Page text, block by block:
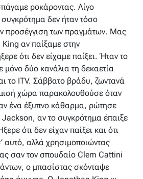
ροκάροντας. Λίγο
δεν ήταν τόσο
προσέγγιση των πραγμάτων. Μας
αν παίξαμε στην
ότι δεν είχαμε παίξει. Ήταν το
μόνο δύο κανάλια τη δεκαετία
το ITV. Σάββατο βράδυ, ζωντανά
χώρα παρακολουθούσε όταν
ένα έξυπνο κάθαρμα, ρώτησε
αν το συγκρότημα έπαιξε
ότι δεν είχαν παίξει και ότι
αυτό, αλλά χρησιμοποιώντας
σαν τον σπουδαίο Clem Cattini
ο μπασίστας σκόνταψε